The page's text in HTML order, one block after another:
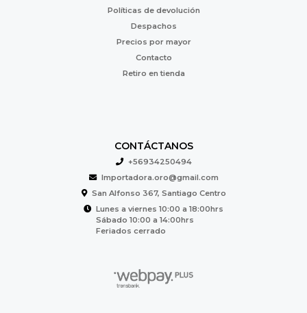
Políticas de devolución
Despachos
Precios por mayor
Contacto
Retiro en tienda
CONTÁCTANOS
+56934250494
Importadora.oro@gmail.com
San Alfonso 367, Santiago Centro
Lunes a viernes 10:00 a 18:00hrs
Sábado 10:00 a 14:00hrs
Feriados cerrado